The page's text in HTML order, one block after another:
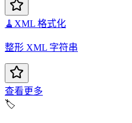
🧹 XML 格式化
整形 XML 字符串
查看更多
🏷️